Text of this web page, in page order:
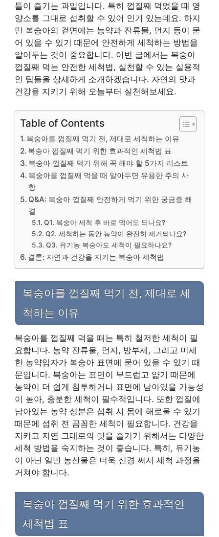
들이 즐기는 과일입니다. 특히 껍질째 먹었을 때 영
양소를 그대로 섭취할 수 있어 인기 있는데요. 하지
만 복숭아의 겉면에는 농약과 잔류물, 먼지 등이 묻
어 있을 수 있기 때문에 안전하게 세척하는 방법을
알아두는 것이 중요합니다. 이번 글에서는 복숭아
껍질째 먹는 안전한 세척법, 실천할 수 있는 실용적
인 팁들을 상세하게 소개하겠습니다. 자연의 맛과
건강을 지키기 위해 오늘부터 실천해보세요.
Table of Contents
복숭아를 껍질째 먹기 전, 제대로 세척하는 이유
복숭아 껍질째 먹기 위한 효과적인 세척법 표
복숭아 껍질째 먹기 위해 꼭 해야 할 5가지 리스트
복숭아를 껍질째 먹을 때 알아두면 유용한 주의 사
항
Q&A: 복숭아 껍질째 안전하게 먹기 위한 궁금증 해
결
Q1. 복숭아 세척 후 바로 먹어도 되나요?
Q2. 세척하는 동안 농약이 완전히 제거되나요?
Q3. 유기농 복숭아도 세척이 필요하나요?
결론: 자연과 건강을 지키는 복숭아 세척법
복숭아를 껍질째 먹기 전, 제대로 세
척하는 이유
복숭아를 껍질째 먹을 때는 특히 철저한 세척이 필
요합니다. 농약 잔류물, 먼지, 방부제, 그리고 미세
한 농약입자가 복숭아 표면에 묻어 있을 수 있기 때
문입니다. 복숭아는 표면이 부드럽고 얇기 때문에
농약이 더 쉽게 침투하거나 표면에 남아있을 가능성
이 높아, 충분한 세척이 필수적입니다. 또한 껍질에
남아있는 농약 성분은 섭취 시 몸에 해로울 수 있기
때문에 섭취 전 꼼꼼한 세척이 필요합니다. 건강을
지키고 자연 그대로의 맛을 즐기기 위해서는 다양한
세척 방법을 숙지하는 것이 좋습니다. 특히, 유기농
이 아닌 일반 농산물은 더욱 신경 써서 세척 과정을
거쳐야 합니다.
복숭아 껍질째 먹기 위한 효과적인
세척법 표